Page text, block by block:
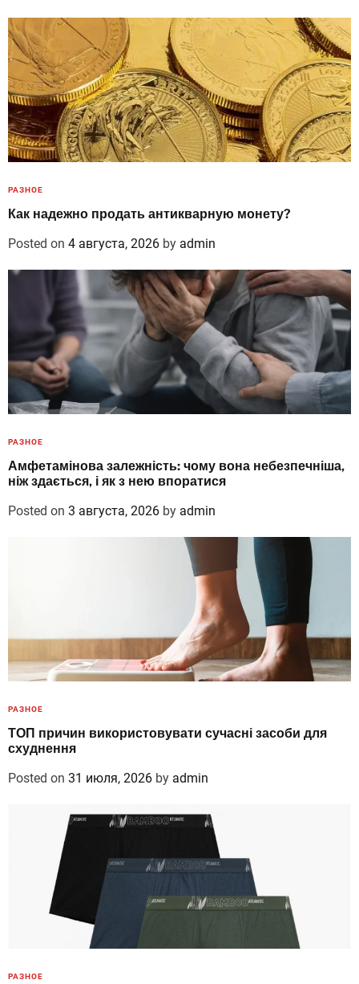
РАЗНОЕ
Как надежно продать антикварную монету?
Posted on 4 августа, 2026 by admin
РАЗНОЕ
Амфетамінова залежність: чому вона небезпечніша,
ніж здається, і як з нею впоратися
Posted on 3 августа, 2026 by admin
РАЗНОЕ
ТОП причин використовувати сучасні засоби для
схуднення
Posted on 31 июля, 2026 by admin
РАЗНОЕ